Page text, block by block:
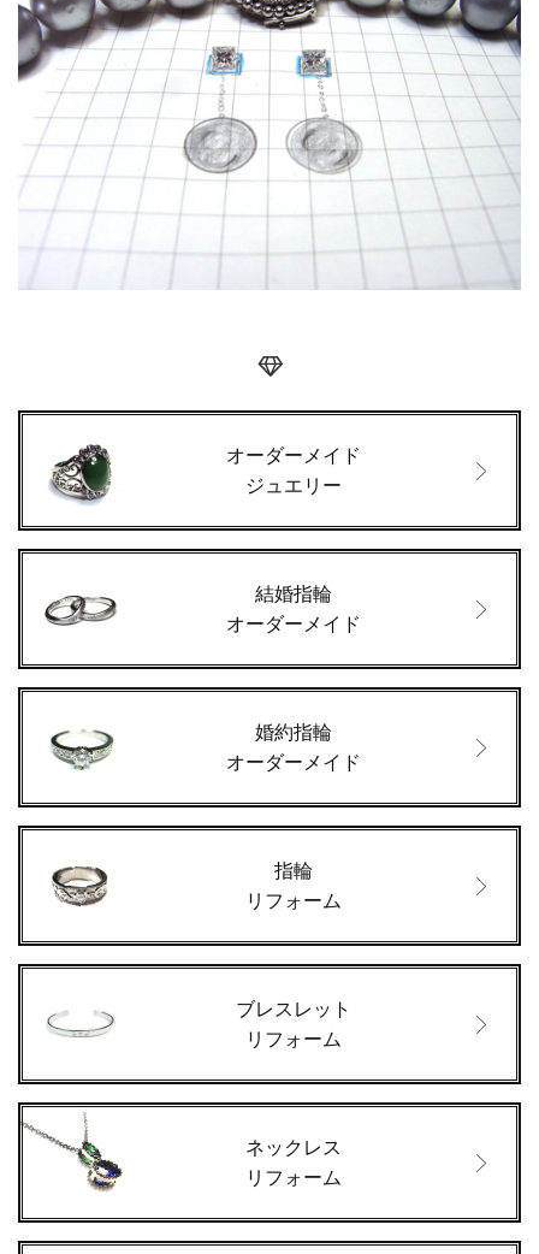
オーダーメイド
ジュエリー
結婚指輪
オーダーメイド
婚約指輪
オーダーメイド
指輪
リフォーム
ブレスレット
リフォーム
ネックレス
リフォーム